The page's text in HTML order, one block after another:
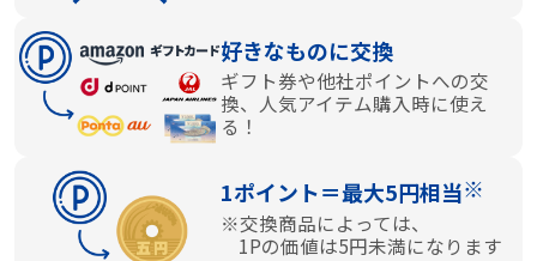
好きなものに交換
ギフト券や他社ポイントへの交
換、人気アイテム購入時に使え
る！
1ポイント＝最大5円相当※
※交換商品によっては、
1Pの価値は5円未満になります